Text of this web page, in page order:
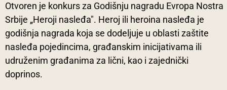
Otvoren je konkurs za Godišnju nagradu Evropa Nostra
Srbije „Heroji nasleđa". Heroj ili heroina nasleđa je
godišnja nagrada koja se dodeljuje u oblasti zaštite
nasleđa pojedincima, građanskim inicijativama ili
udruženim građanima za lični, kao i zajednički
doprinos.